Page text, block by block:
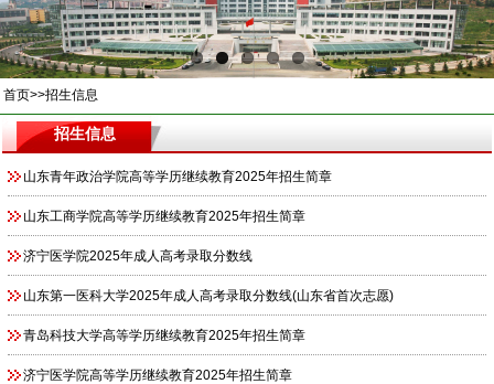
首页>>招生信息
招生信息
山东青年政治学院高等学历继续教育2025年招生简章
山东工商学院高等学历继续教育2025年招生简章
济宁医学院2025年成人高考录取分数线
山东第一医科大学2025年成人高考录取分数线(山东省首次志愿)
青岛科技大学高等学历继续教育2025年招生简章
济宁医学院高等学历继续教育2025年招生简章